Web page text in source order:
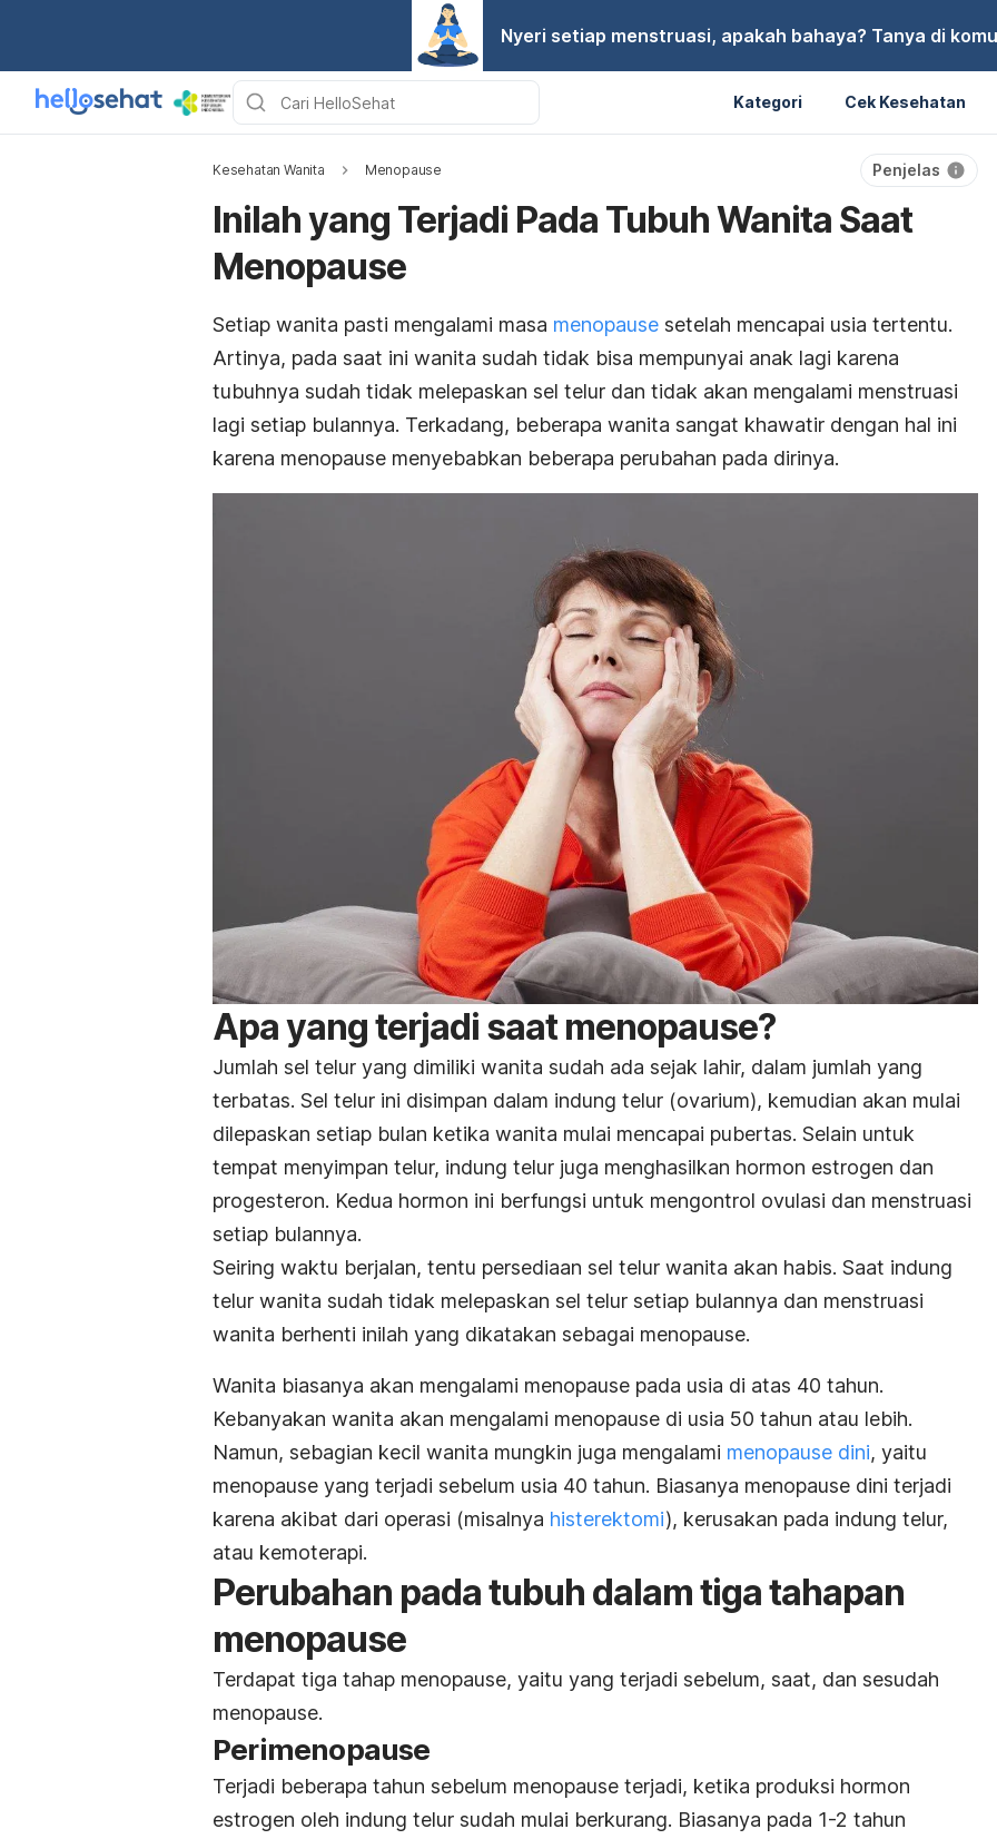
Nyeri setiap menstruasi, apakah bahaya? Tanya di
Kategori Cek Kesehatan
Kesehatan Wanita Menopause Penjelas
Inilah yang Terjadi Pada Tubuh Wanita Saat
Menopause
Setiap wanita pasti mengalami masa menopause setelah mencapai usia tertentu.
Artinya, pada saat ini wanita sudah tidak bisa mempunyai anak lagi karena
tubuhnya sudah tidak melepaskan sel telur dan tidak akan mengalami menstruasi
lagi setiap bulannya. Terkadang, beberapa wanita sangat khawatir dengan hal ini
karena menopause menyebabkan beberapa perubahan pada dirinya.
Apa yang terjadi saat menopause?
Jumlah sel telur yang dimiliki wanita sudah ada sejak lahir, dalam jumlah yang
terbatas. Sel telur ini disimpan dalam indung telur (ovarium), kemudian akan mulai
dilepaskan setiap bulan ketika wanita mulai mencapai pubertas. Selain untuk
tempat menyimpan telur, indung telur juga menghasilkan hormon estrogen dan
progesteron. Kedua hormon ini berfungsi untuk mengontrol ovulasi dan menstruasi
setiap bulannya.
Seiring waktu berjalan, tentu persediaan sel telur wanita akan habis. Saat indung
telur wanita sudah tidak melepaskan sel telur setiap bulannya dan menstruasi
wanita berhenti inilah yang dikatakan sebagai menopause.
Wanita biasanya akan mengalami menopause pada usia di atas 40 tahun.
Kebanyakan wanita akan mengalami menopause di usia 50 tahun atau lebih.
Namun, sebagian kecil wanita mungkin juga mengalami menopause dini, yaitu
menopause yang terjadi sebelum usia 40 tahun. Biasanya menopause dini terjadi
karena akibat dari operasi (misalnya histerektomi), kerusakan pada indung telur,
atau kemoterapi.
Perubahan pada tubuh dalam tiga tahapan
menopause
Terdapat tiga tahap menopause, yaitu yang terjadi sebelum, saat, dan sesudah
menopause.
Perimenopause
Terjadi beberapa tahun sebelum menopause terjadi, ketika produksi hormon
estrogen oleh indung telur sudah mulai berkurang. Biasanya pada 1-2 tahun